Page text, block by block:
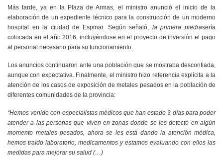
Más tarde, ya en la Plaza de Armas, el ministro anunció el inicio de la
elaboración de un expediente técnico para la construcción de un moderno
hospital en la ciudad de Espinar. Según señaló, la primera piedrasería
colocada en el año 2016, incluyéndose en el proyecto de inversión el pago
al personal necesario para su funcionamiento.
Los anuncios continuaron ante una población que se mostraba desconfiada,
aunque con expectativa. Finalmente, el ministro hizo referencia explícita a la
atención de los casos de exposición de metales pesados en la población de
diferentes comunidades de la provincia:
“Hemos venido con especialistas médicos que han estado 3 días para poder
atender a las personas que viven en zonas donde se les detectó en algún
momento metales pesados, ahora se les está dando la atención médica,
hemos traído laboratorio, medicamentos y estamos evaluando con ellos las
medidas para mejorar su salud (…)